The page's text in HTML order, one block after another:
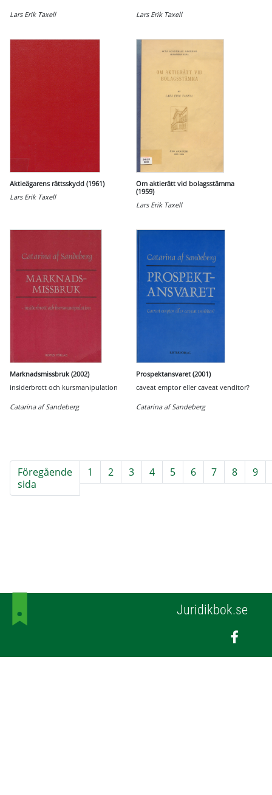
Lars Erik Taxell Lars Erik Taxell
Aktieägarens rättsskydd (1961)
Lars Erik Taxell
Om aktierätt vid bolagsstämma
(1959)
Lars Erik Taxell
Marknadsmissbruk (2002)
insiderbrott och kursmanipulation
Catarina af Sandeberg
Prospektansvaret (2001)
caveat emptor eller caveat venditor?
Catarina af Sandeberg
Föregående
sida
1 2 3 4 5 6 7 8 9
Juridikbok.se